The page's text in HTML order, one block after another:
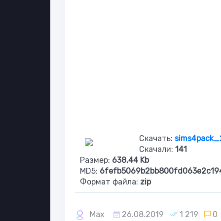
Скачать:
Скачали: 141
Размер: 638,44 Kb
MD5:
Формат файла: zip
Max 26.08.2019 1 219 0